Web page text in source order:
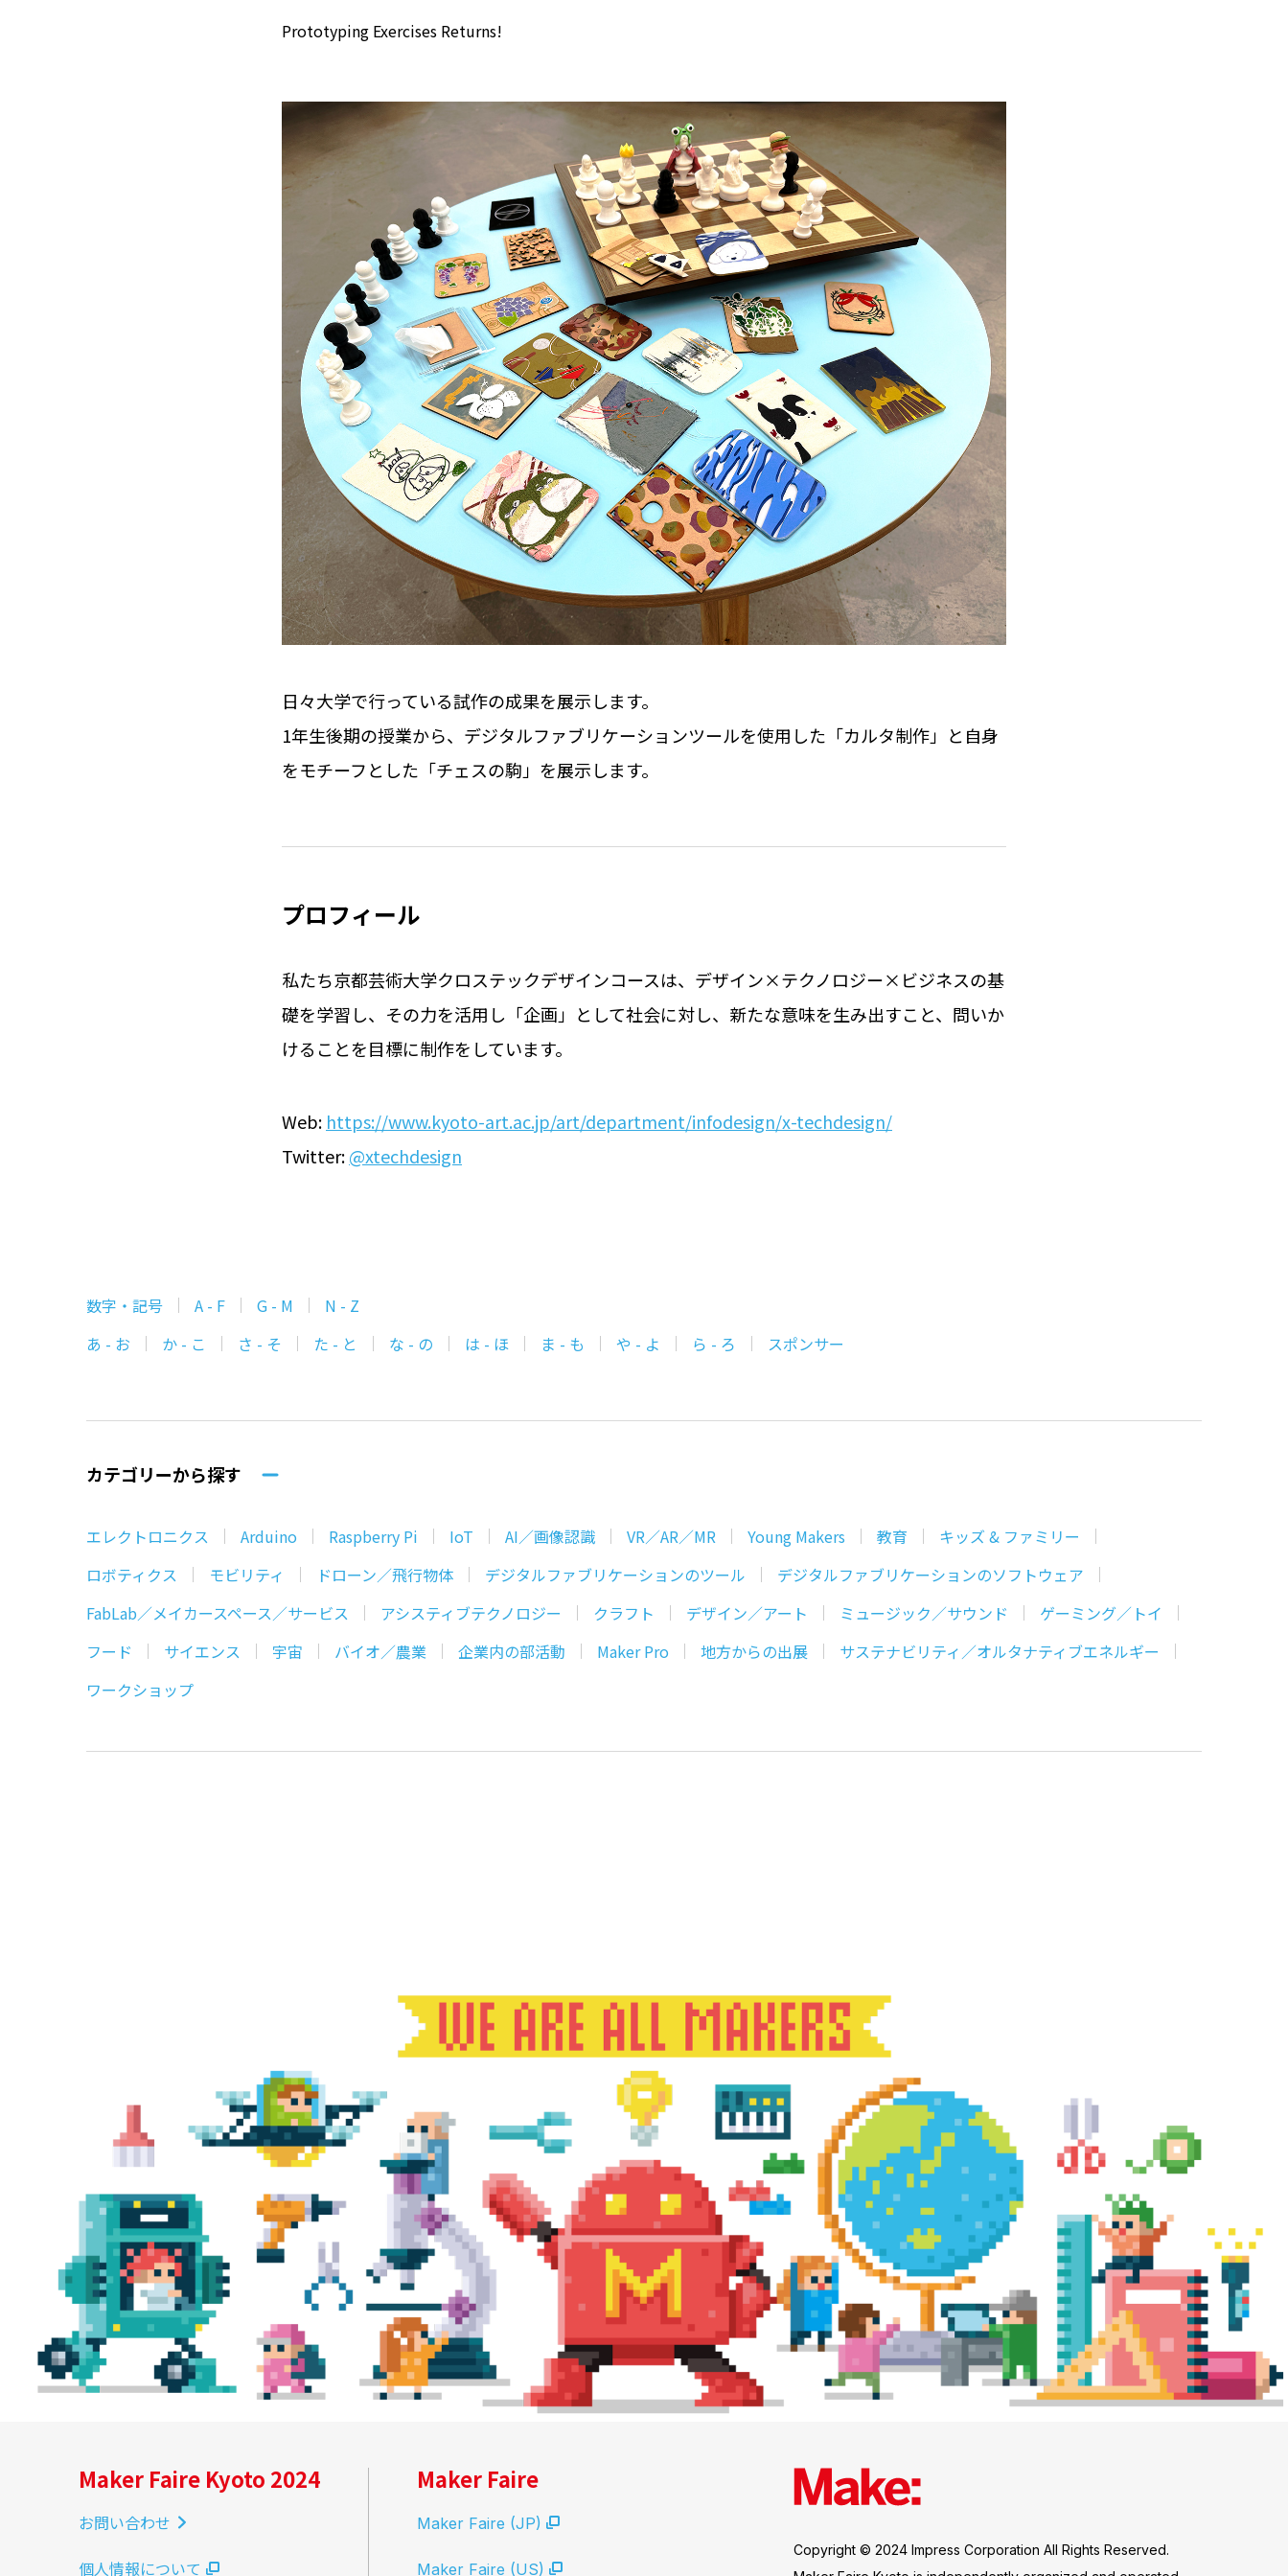
Prototyping Exercises Returns!
日々大学で行っている試作の成果を展示します。
1年生後期の授業から、デジタルファブリケーションツールを使用した「カルタ制作」と自身
をモチーフとした「チェスの駒」を展示します。
プロフィール
私たち京都芸術大学クロステックデザインコースは、デザイン×テクノロジー×ビジネスの基
礎を学習し、その力を活用し「企画」として社会に対し、新たな意味を生み出すこと、問いか
けることを目標に制作をしています。
Web: https://www.kyoto-art.ac.jp/art/department/infodesign/x-techdesign/
Twitter:@xtechdesign
数字・記号 A - F G - M
N - Z
あ - お
か - こ さ - そ た - と な - の は - ほ ま - も や - よ ら - ろ スポンサー
カテゴリーから探す
エレクトロニクス Arduino Raspberry Pi IoT AI／画像認識 VR／AR／MR Young Makers 教育
キッズ & ファミリー
ロボティクス
モビリティ ドローン／飛行物体 デジタルファブリケーションのツール
デジタルファブリケーションのソフトウェア
FabLab／メイカースペース／サービス
アシスティブテクノロジー クラフト デザイン／アート ミュージック／サウンド
ゲーミング／トイ
フード
サイエンス 宇宙 バイオ／農業 企業内の部活動 Maker Pro 地方からの出展
サステナビリティ／オルタナティブエネルギー
ワークショップ
Maker Faire Kyoto 2024
お問い合わせ
個人情報について
Maker Faire
Maker Faire (JP)
Maker Faire (US)
Copyright © 2024 Impress Corporation All Rights Reserved.